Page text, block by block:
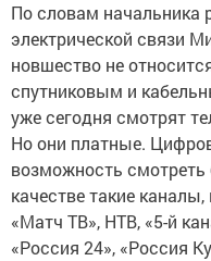
По словам начальника
электрической связи
новшество не
спутниковым и
уже сегодня смотрят
Но они платные.
возможность
качестве такие
«Матч ТВ», НТВ, «5-й
«Россия 24», «Россия